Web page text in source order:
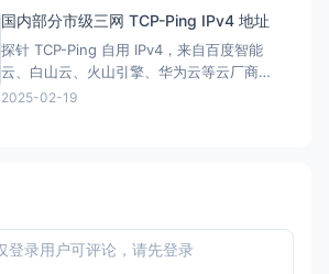
他做的优选Cname是根据丢包率 持续稳定性
速度 国内多地区家宽
国内部分市级三网 TCP-Ping IPv4 地址
探针 TCP-Ping 自用 IPv4，来自百度智能
云、白山云、火山引擎、华为云等云厂商
CDN 节点 仅供 TCP-Ping 使用，不要使用
2025-02-19